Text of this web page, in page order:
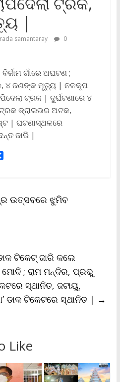
|
samantaray
0
ଗାଁରେ ଅଘଟଣ ;
୪ ଜଣଙ୍କ ମୃତ୍ୟୁ | ନଳକୂପ
ଟ୍ରକ | ଦୁର୍ଘଟଣାରେ ୪
ଡ୍ରାଇଭର ଅଟକ,
| ଘଟଣାସ୍ଥଳରେ
ଜାରି |
S
ଉତ୍ସବରେ ଝୁମିବ
ଟିକେଟ୍‌ ଜାରି କଲେ
; ରାମ ମନ୍ଦିର, ପ୍ରଭୁ
ସ୍ଥାନିତ, ଜଟାୟୁ,
ଡାକ ଟିକେଟରେ ସ୍ଥାନିତ | →
Like